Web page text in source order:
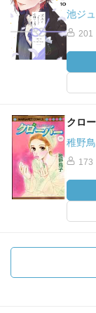
池ジ
201
クロ
稚野
173